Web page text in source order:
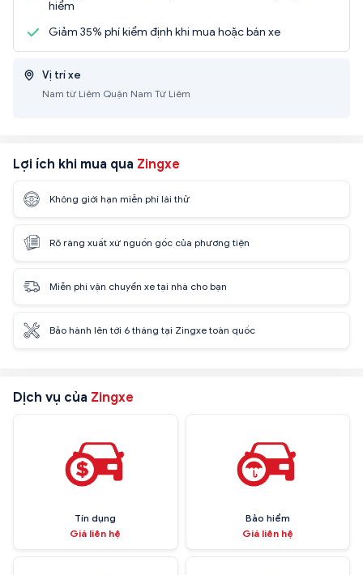
hiểm
Giảm 35% phí kiểm định khi mua hoặc bán xe
Vị trí xe
Nam từ Liêm Quận Nam Từ Liêm
Lợi ích khi mua qua Zingxe
Không giới hạn miễn phí lái thử
Rõ ràng xuất xứ nguồn gốc của phương tiện
Miễn phí vận chuyển xe tại nhà cho bạn
Bảo hành lên tới 6 tháng tại Zingxe toàn quốc
Dịch vụ của Zingxe
Tín dụng
Giá liên hệ
Bảo hiểm
Giá liên hệ